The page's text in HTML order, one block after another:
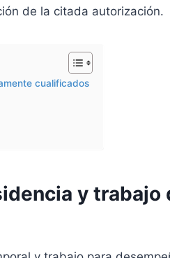
de la citada autorización.
cualificados
y